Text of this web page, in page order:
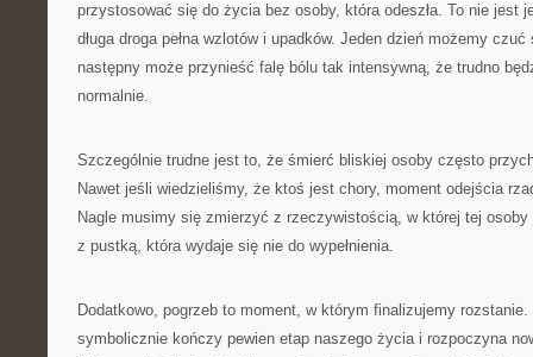
przystosować się do życia bez osoby, która odeszła. To nie jest
długa droga pełna wzlotów i upadków. Jeden dzień możemy
następny może przynieść falę bólu tak intensywną, że trudno
normalnie.
Szczególnie trudne jest to, że śmierć bliskiej osoby często
Nawet jeśli wiedzieliśmy, że ktoś jest chory, moment odejścia
Nagle musimy się zmierzyć z rzeczywistością, w której tej
z pustką, która wydaje się nie do wypełnienia.
Dodatkowo, pogrzeb to moment, w którym finalizujemy
symbolicznie kończy pewien etap naszego życia i rozpoczyna